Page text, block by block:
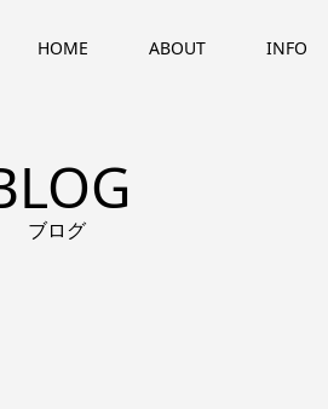
HOME ABOUT INFO
ブログ